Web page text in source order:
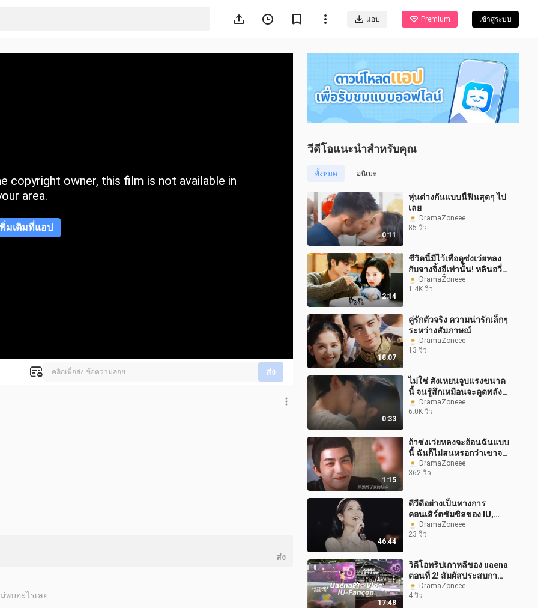
แอป Premium เข้าสู่ระบบ
copyright owner, this film is not available in
area.
มเติมที่แอป
ส่ง
วีดีโอแนะนำสำหรับคุณ
ทั้งหมด อนิเมะ
0:11
หุ่นต่างกันแบบนี้ฟินสุดๆ ไป
เลย
DramaZoneee
85 วิว
2:14
ชีวิตนี้มีไว้เพื่อดูซ่งเว่ยหลง
กับจางจิ้งอีเท่านั้น! หลินอวี่
เสิน x จูอวิ๋น
DramaZoneee
1.4K วิว
18:07
คู่รักตัวจริง ความน่ารักเล็กๆ
ระหว่างสัมภาษณ์
DramaZoneee
13 วิว
0:33
ไม่ใช่ สังเหยนจูบแรงขนาด
นี้ จนรู้สึกเหมือนจะดูดพลัง
วินอีฝันไปหมดแล้ว #ซีรีส์
จีบผัวยาก#ไป๋จิ้งถิงจางร
DramaZoneee
6.0K วิว
1:15
ถ้าซ่งเว่ยหลงจะอ้อนฉันแบบ
นี้ ฉันก็ไม่สนหรอกว่าเขาจะ
พูดอะไร ฉันอยากจูบเขา
เท่านั้นแหละ
DramaZoneee
362 วิว
46:44
ดีวีดีอย่างเป็นทางการ
คอนเสิร์ตซัมซิลของ IU,
ครบรอบ 14 ปี The Golden
Hour, มีคำบรรยายภาษา
DramaZoneee
23 วิว
17:48
วิดีโอทริปเกาหลีของ uaena
ตอนที่ 2! สัมผัสประสบกา
รณ์ฟังก์คอนของไอยูแบบจัด
เต็ม!
DramaZoneee
4 วิว
ส่ง
พบอะไรเลย